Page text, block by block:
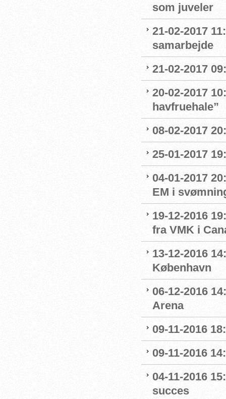
som juveler
21-02-2017
samarbejde
21-02-2017
20-02-2017
havfruehale”
08-02-2017
25-01-2017
04-01-2017
EM i
19-12-2016
fra VMK i
13-12-2016
København
06-12-2016
Arena
09-11-2016
09-11-2016
04-11-2016
succes